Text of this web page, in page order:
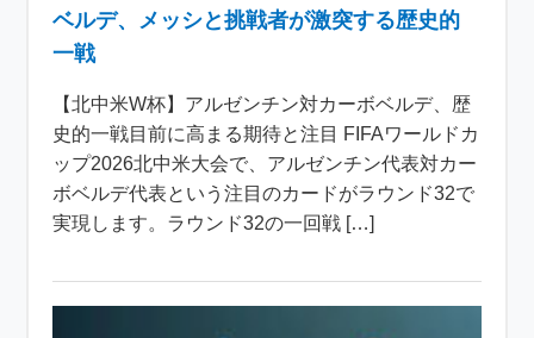
ベルデ、メッシと挑戦者が激突する歴史的
一戦
【北中米W杯】アルゼンチン対カーボベルデ、歴
史的一戦目前に高まる期待と注目 FIFAワールドカ
ップ2026北中米大会で、アルゼンチン代表対カー
ボベルデ代表という注目のカードがラウンド32で
実現します。ラウンド32の一回戦 […]